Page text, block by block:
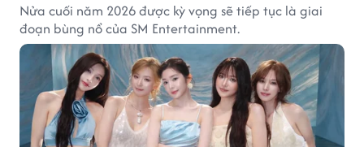
Nửa cuối năm 2026 được kỳ vọng sẽ tiếp tục là giai
đoạn bùng nổ của SM Entertainment.